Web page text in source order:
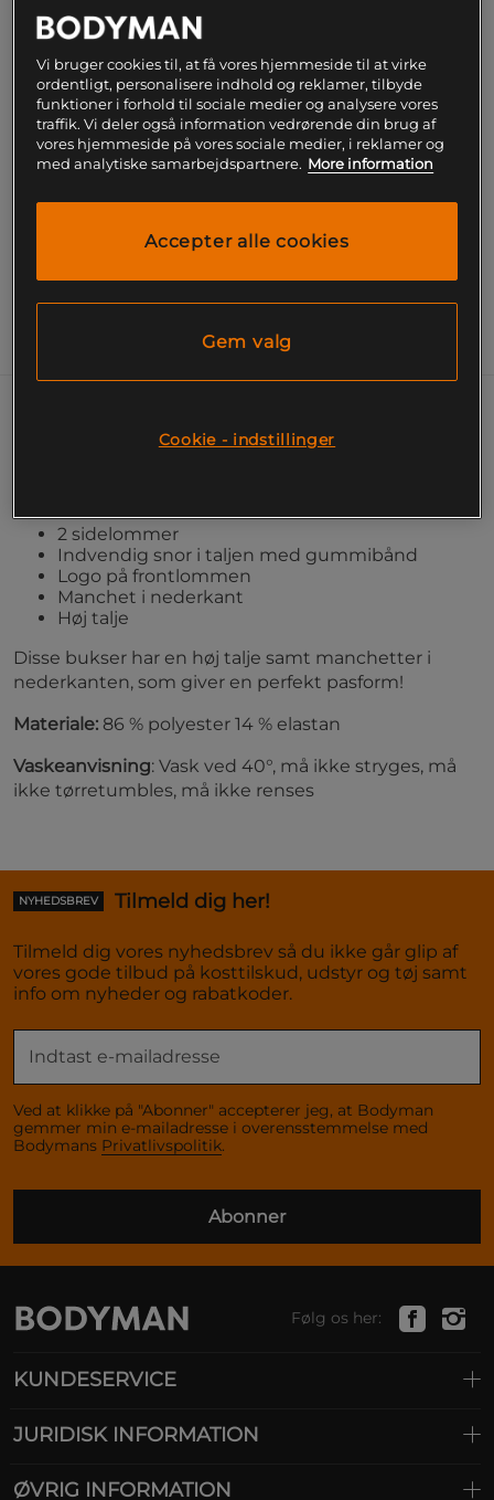
kr
retur
fortrydelsesret
SKU #1115720001R | EAN7314840264731
Soft Jersey Pants – En buksse lavet af 100 %
ventilerende stof, der effektivt transporterer fugt
genanvendt polyester og udstyret med et
2 sidelommer
Indvendig snor i taljen med gummibånd
Logo på frontlommen
Manchet i nederkant
Høj talje
Disse bukser har en høj talje samt manchetter i
nederkanten, som giver en perfekt pasform!
Materiale: 86 % polyester 14 % elastan
Vaskeanvisning: Vask ved 40°, må ikke stryges, må
ikke tørretumbles, må ikke renses
NYHEDSBREV Tilmeld dig her!
Tilmeld dig vores nyhedsbrev så du ikke går glip af
vores gode tilbud på kosttilskud, udstyr og tøj samt
info om nyheder og rabatkoder.
Ved at klikke på "Abonner" accepterer jeg, at Bodyman
gemmer min e-mailadresse i overensstemmelse med
Bodymans Privatlivspolitik.
Abonner
Følg os her:
KUNDESERVICE
JURIDISK INFORMATION
ØVRIG INFORMATION
Vi bruger cookies til, at få vores hjemmeside til at virke
ordentligt, personalisere indhold og reklamer, tilbyde
funktioner i forhold til sociale medier og analysere vores
traffik. Vi deler også information vedrørende din brug af
vores hjemmeside på vores sociale medier, i reklamer og
med analytiske samarbejdspartnere. More information
Accepter alle cookies
Gem valg
Cookie - indstillinger